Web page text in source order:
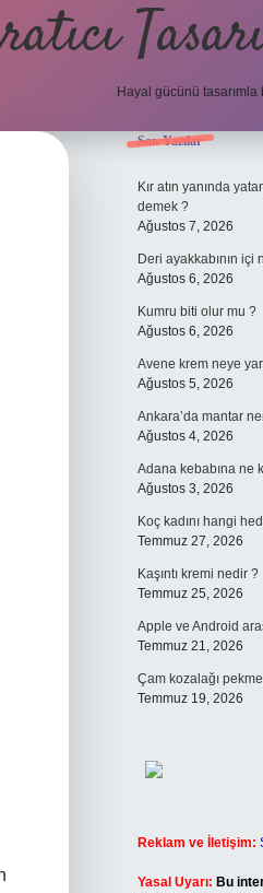
Hayal gücünü tasarımla
Son Yazılar
Kır atın yanında
demek ?
Ağustos 7, 2026
Deri ayakkabının içi
Ağustos 6, 2026
Kumru biti olur mu ?
Ağustos 6, 2026
Avene krem neye
Ağustos 5, 2026
Ankara’da mantar
Ağustos 4, 2026
Adana kebabına ne
Ağustos 3, 2026
Koç kadını hangi
Temmuz 27, 2026
Kaşıntı kremi nedir ?
Temmuz 25, 2026
Apple ve Android
Temmuz 21, 2026
Çam kozalağı
Temmuz 19, 2026
Reklam ve İletişim:
Yasal Uyarı: Bu